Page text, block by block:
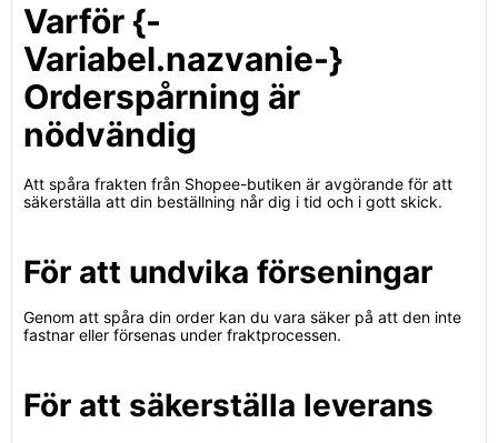
Varför {-
Variabel.nazvanie-}
Orderspårning är
nödvändig
Att spåra frakten från Shopee-butiken är avgörande för att
säkerställa att din beställning når dig i tid och i gott skick.
För att undvika förseningar
Genom att spåra din order kan du vara säker på att den inte
fastnar eller försenas under fraktprocessen.
För att säkerställa leverans